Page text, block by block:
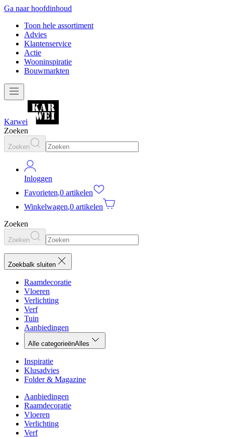
Ga naar hoofdinhoud
Toon hele assortiment
Advies
Klantenservice
Actie
Wooninspiratie
Bouwmarkten
Karwei
Zoeken
Zoeken
Inloggen
Favorieten,0 artikelen
Winkelwagen,0 artikelen
Zoeken
Zoeken
Zoekbalk sluiten
Raamdecoratie
Vloeren
Verlichting
Verf
Tuin
Aanbiedingen
Alle categorieënAlles
Inspiratie
Klusadvies
Folder & Magazine
Aanbiedingen
Raamdecoratie
Vloeren
Verlichting
Verf